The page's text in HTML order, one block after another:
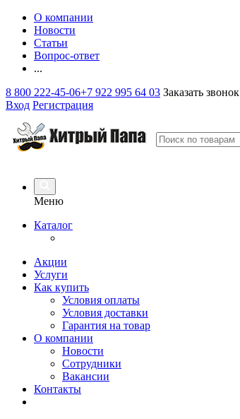
О компании
Новости
Статьи
Вопрос-ответ
...
8 800 222-45-06+7 922 995 64 03 Заказать звонок
Вход Регистрация
Меню
Каталог
Акции
Услуги
Как купить
Условия оплаты
Условия доставки
Гарантия на товар
О компании
Новости
Сотрудники
Вакансии
Контакты